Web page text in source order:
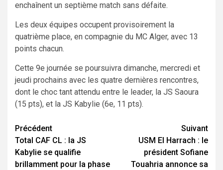
enchaînent un septième match sans défaite.
Les deux équipes occupent provisoirement la
quatrième place, en compagnie du MC Alger, avec 13
points chacun.
Cette 9e journée se poursuivra dimanche, mercredi et
jeudi prochains avec les quatre dernières rencontres,
dont le choc tant attendu entre le leader, la JS Saoura
(15 pts), et la JS Kabylie (6e, 11 pts).
Navigation
d’article
Précédent
Total CAF CL : la JS
Kabylie se qualifie
brillamment pour la phase
Suivant
USM El Harrach : le
président Sofiane
Touahria annonce sa